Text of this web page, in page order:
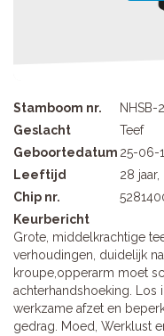
Stamboom nr.
NHSB-
Geslacht
Teef
Geboortedatum 25-06-
Leeftijd
28
Chip nr.
Keurbericht
Grote, middelkrachtige
verhoudingen, duidelijk
kroupe,opperarm moet
achterhandshoeking. Los
werkzame afzet en
gedrag. Moed, Werklust